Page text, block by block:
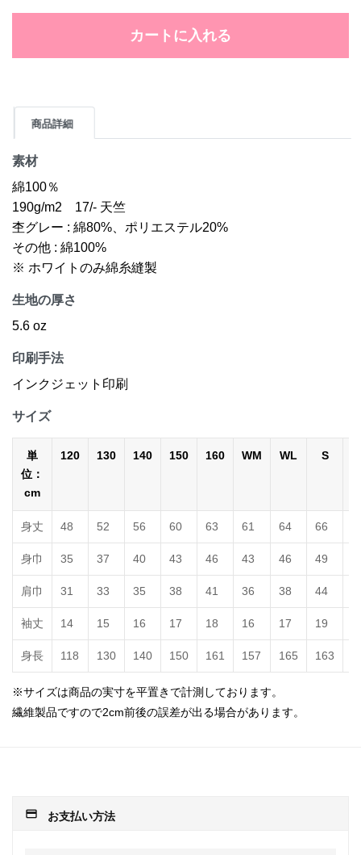
カートに入れる
商品詳細
素材
綿100％
190g/m2 17/- 天竺
杢グレー : 綿80%、ポリエステル20%
その他 : 綿100%
※ ホワイトのみ綿糸縫製
生地の厚さ
5.6 oz
印刷手法
インクジェット印刷
サイズ
単
位：
cm
120 130 140 150 160 WM WL S
身丈 48 52 56 60 63 61 64 66
身巾 35 37 40 43 46 43 46 49
肩巾 31 33 35 38 41 36 38 44
袖丈 14 15 16 17 18 16 17 19
身長 118 130 140 150 161 157 165 163
※サイズは商品の実寸を平置きで計測しております。
繊維製品ですので2cm前後の誤差が出る場合があります。
payment お支払い方法